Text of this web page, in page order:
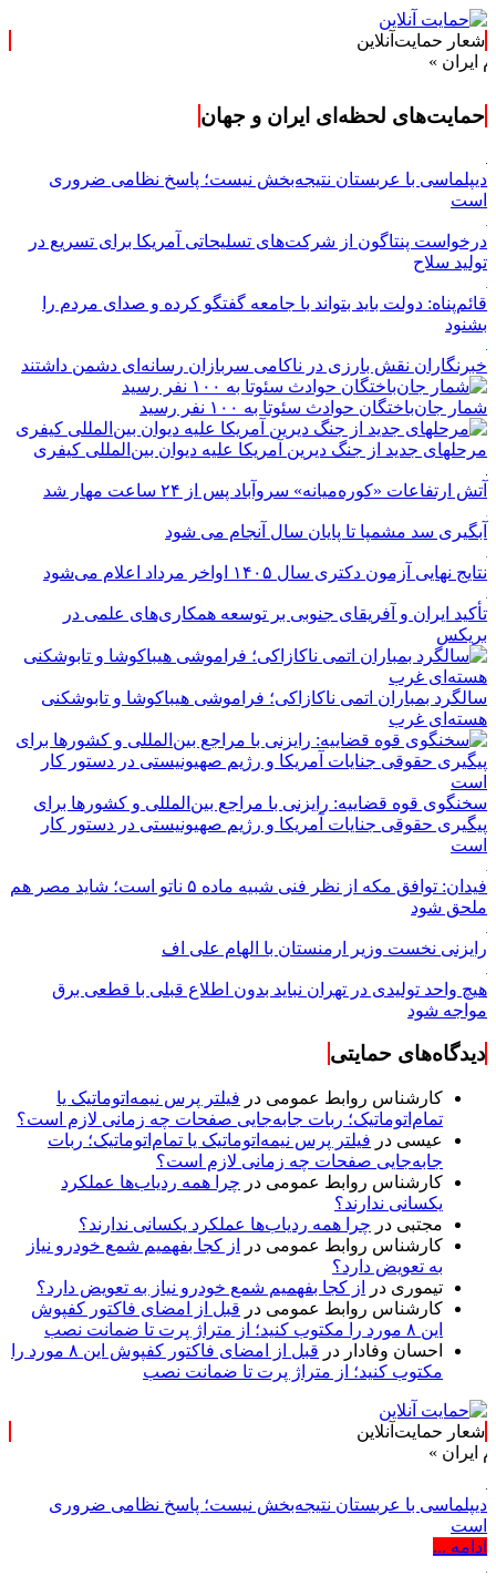
شعار حمایت‌آنلاین
حمایت‌های لحظه‌ای ایران و جهان
دیپلماسی با عربستان نتیجه‌بخش نیست؛ پاسخ نظامی ضروری
است
درخواست پنتاگون از شرکت‌های تسلیحاتی آمریکا برای تسریع در
تولید سلاح
قائم‌پناه: دولت باید بتواند با جامعه گفتگو کرده و صدای مردم را
بشنود
خبرنگاران نقش بارزی در ناکامی سربازان رسانه‌ای دشمن داشتند
شمار جان‌باختگان حوادث سئوتا به ۱۰۰ نفر رسید
مرحله‎ای جدید از جنگ دیرین آمریکا علیه دیوان بین‌المللی کیفری
آتش ارتفاعات «کوره‌میانه» سروآباد پس از ۲۴ ساعت مهار شد
آبگیری سد مشمپا تا پایان سال آنجام می شود
نتایج نهایی آزمون دکتری سال ۱۴۰۵ اواخر مرداد اعلام می‌شود
تأکید ایران و آفریقای جنوبی بر توسعه همکاری‌های علمی در
بریکس
سالگرد بمباران اتمی ناکازاکی؛ فراموشی هیباکوشا و تابوشکنی
هسته‌ای غرب
سخنگوی قوه قضاییه: رایزنی‌ با مراجع بین‌المللی و کشور‌ها برای
پیگیری حقوقی جنایات آمریکا و رژیم صهیونیستی در دستور کار
است
فیدان: توافق مکه از نظر فنی شبیه ماده ۵ ناتو است؛ شاید مصر هم
ملحق شود
رایزنی نخست وزیر ارمنستان با الهام علی اف
هیچ واحد تولیدی در تهران نباید بدون اطلاع قبلی با قطعی برق
مواجه شود
دیدگاه‌های حمایتی
کارشناس روابط عمومی در فیلتر پرس نیمه‌اتوماتیک یا
تمام‌اتوماتیک؛ ربات جابه‌جایی صفحات چه زمانی لازم است؟
عیسی در فیلتر پرس نیمه‌اتوماتیک یا تمام‌اتوماتیک؛ ربات
جابه‌جایی صفحات چه زمانی لازم است؟
کارشناس روابط عمومی در چرا همه ردیاب‌ها عملکرد
یکسانی ندارند؟
مجتبی در چرا همه ردیاب‌ها عملکرد یکسانی ندارند؟
کارشناس روابط عمومی در
از کجا بفهمیم شمع خودرو نیاز
به تعویض دارد؟
تیموری در
از کجا بفهمیم شمع خودرو نیاز به تعویض دارد؟
کارشناس روابط عمومی در قبل از امضای فاکتور کفپوش
این ۸ مورد را مکتوب کنید؛ از متراژ پرت تا ضمانت نصب
احسان وفادار در
قبل از امضای فاکتور کفپوش این ۸ مورد را
مکتوب کنید؛ از متراژ پرت تا ضمانت نصب
شعار حمایت‌آنلاین
دیپلماسی با عربستان نتیجه‌بخش نیست؛ پاسخ نظامی ضروری
است
ادامه ...